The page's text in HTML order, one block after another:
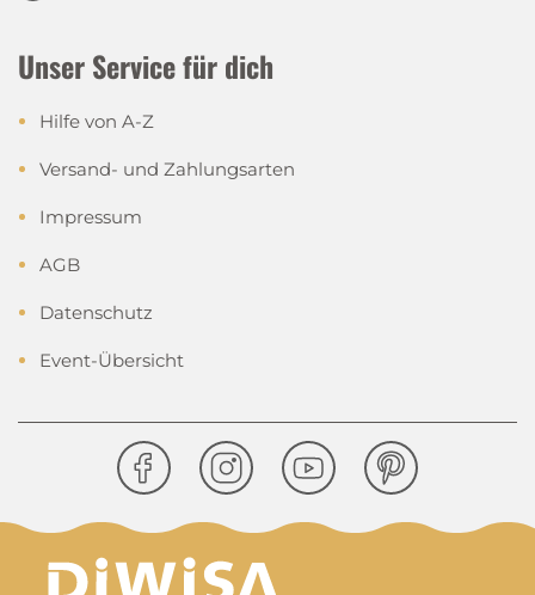
Unser Service für dich
Hilfe von A-Z
Versand- und Zahlungsarten
Impressum
AGB
Datenschutz
Event-Übersicht